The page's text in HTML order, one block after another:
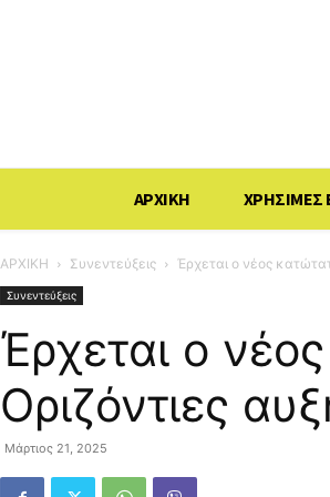
ΑΡΧΙΚΗ ΧΡΗΣΙΜΕΣ
ΑΡΧΙΚΗ Συνεντεύξεις Έρχεται ο νέος
Συνεντεύξεις
Έρχεται ο
Οριζόντιες
Μάρτιος 21, 2025